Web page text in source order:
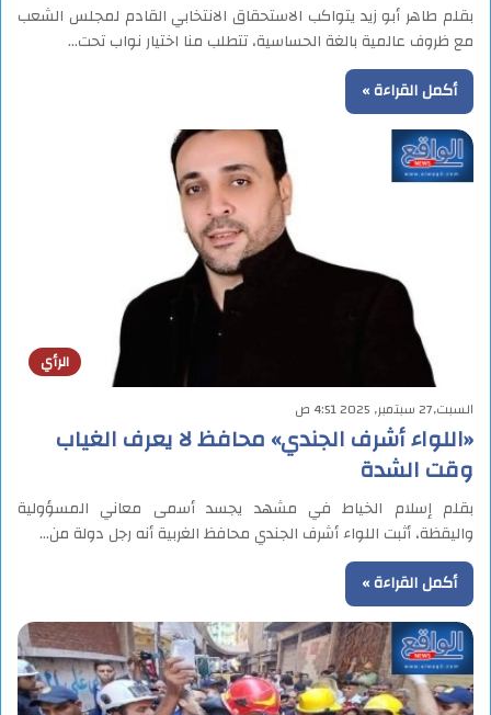
بقلم طاهر أبو زيد يتواكب الاستحقاق الانتخابي القادم لمجلس الشعب
مع ظروف عالمية بالغة الحساسية، تتطلب منا اختيار نواب تحت…
أكمل القراءة »
الرأي
السبت,27 سبتمبر, 2025 4:51 ص
«اللواء أشرف الجندي» محافظ لا يعرف الغياب
وقت الشدة
بقلم إسلام الخياط في مشهد يجسد أسمى معاني المسؤولية
واليقظة، أثبت اللواء أشرف الجندي محافظ الغربية أنه رجل دولة من…
أكمل القراءة »